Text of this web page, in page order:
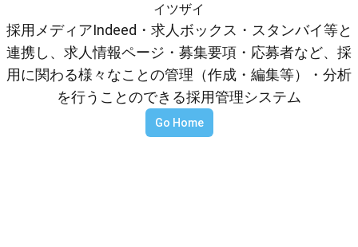
イツザイ
採用メディアIndeed・求人ボックス・スタンバイ等と
連携し、求人情報ページ・募集要項・応募者など、採
用に関わる様々なことの管理（作成・編集等）・分析
を行うことのできる採用管理システム
Go Home